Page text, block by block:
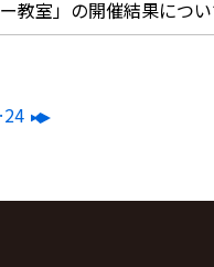
教室」の開催結果につ
24